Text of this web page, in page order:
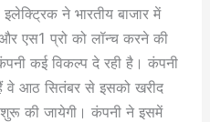
ने भारतीय बाजार में
एस1 प्रो को लॉन्च करने की
कई विकल्प दे रही है। कंपनी
आठ सितंबर से इसको खरीद
की जायेगी। कंपनी ने इसमें